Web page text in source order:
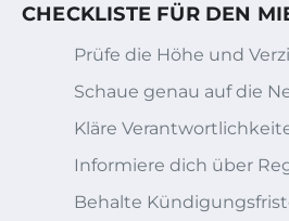
CHECKLISTE FÜR DEN
Prüfe die Höhe und
Schaue genau auf die
Kläre
Informiere dich über
Behalte